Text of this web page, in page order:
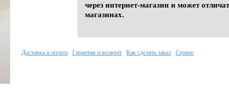
через интернет-магазин и может
магазинах.
Доставка и оплата Гарантия и возврат Как сделать заказ Сервис